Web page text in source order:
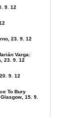
9. 12
23. 9. 12
Varga:
23. 9. 12
9. 12
To Bury
15. 9.